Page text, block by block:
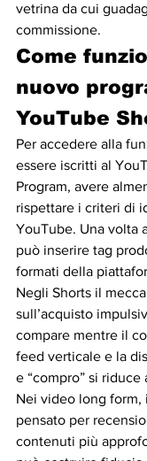
vetrina da cui
commissione.
Come
nuovo
YouTube
Per accedere alla
essere iscritti al
Program, avere
rispettare i criteri di
YouTube. Una volta
può inserire tag
formati della
Negli Shorts il
sull’acquisto
compare mentre il
feed verticale e la
e “compro” si riduce
Nei video long form,
pensato per
contenuti più